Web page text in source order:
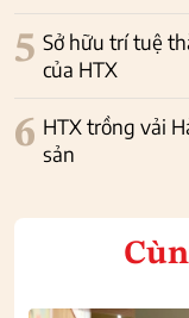
5 Sở hữu trí tuệ
của HTX
6 HTX trồng vải
sản